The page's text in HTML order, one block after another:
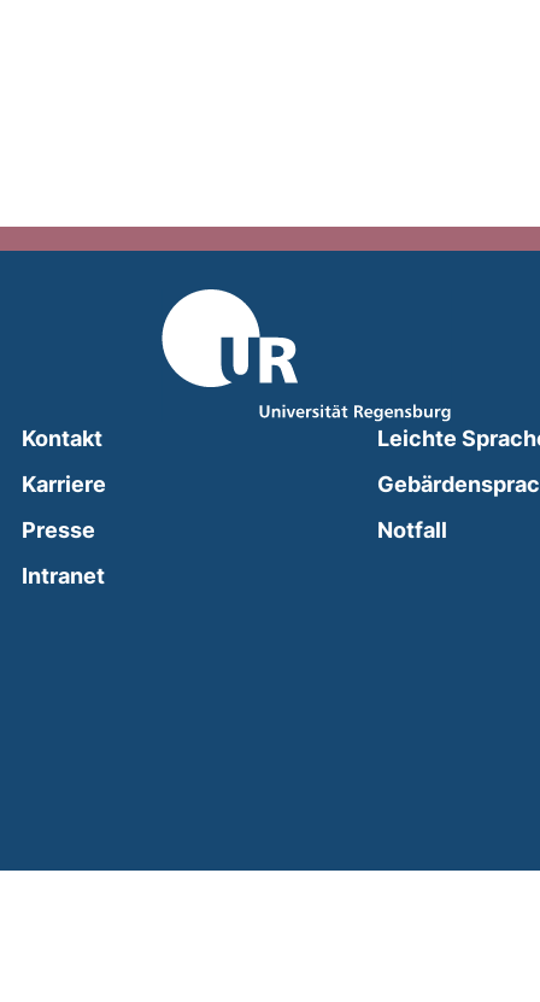
Kontakt
Karriere
Presse
Intranet(external link, opens in a new window)
Leichte
Notfall